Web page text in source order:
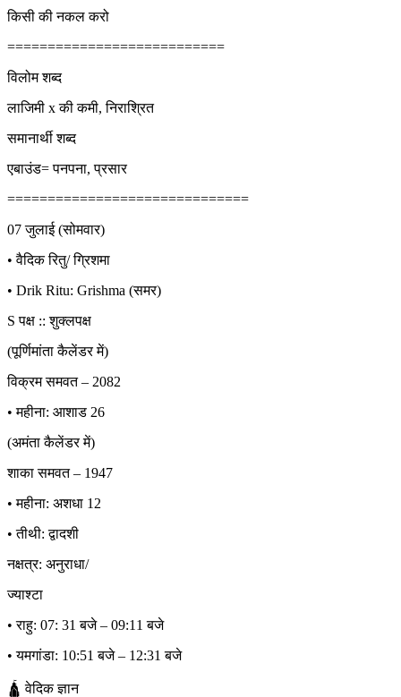
किसी की नकल करो
===========================
विलोम शब्द
लाजिमी x की कमी, निराश्रित
समानार्थी शब्द
एबाउंड= पनपना, प्रसार
==============================
07 जुलाई (सोमवार)
• वैदिक रितु/ ग्रिशमा
• Drik Ritu: Grishma (समर)
S पक्ष :: शुक्लपक्ष
(पूर्णिमांता कैलेंडर में)
विक्रम समवत – 2082
• महीना: आशाड 26
(अमंता कैलेंडर में)
शाका समवत – 1947
• महीना: अशधा 12
• तीथी: द्वादशी
नक्षत्र: अनुराधा/
ज्याश्टा
• राहु: 07: 31 बजे – 09:11 बजे
• यमगांडा: 10:51 बजे – 12:31 बजे
🛕 वेदिक ज्ञान